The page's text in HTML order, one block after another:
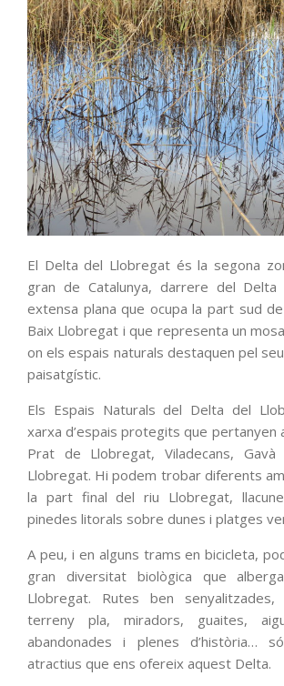
El Delta del Llobregat és la segona
gran de Catalunya, darrere del Delta
extensa plana que ocupa la part sud
Baix Llobregat i que representa un
on els espais naturals destaquen pel
paisatgístic.
Els Espais Naturals del Delta del
xarxa d’espais protegits que pertanyen
Prat de Llobregat, Viladecans,
Llobregat. Hi podem trobar diferents
la part final del riu Llobregat,
pinedes litorals sobre dunes i platges
A peu, i en alguns trams en bicicleta,
gran diversitat biològica que
Llobregat. Rutes ben
terreny pla, miradors, guaites,
abandonades i plenes d’història…
atractius que ens ofereix aquest Delta.